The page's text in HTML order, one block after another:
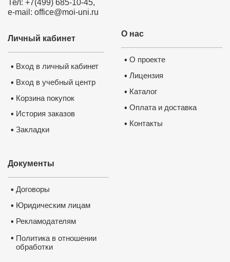
Тел: +7(499) 685-10-45,
e-mail: office@moi-uni.ru
О нас
• О проекте
• Лицензия
• Каталог
• Оплата и доставка
• Контакты
Личный кабинет
• Вход в личный кабинет
• Вход в учебный центр
• Корзина покупок
• История заказов
• Закладки
Документы
• Договоры
• Юридическим лицам
• Рекламодателям
• Политика в отношении
обработки